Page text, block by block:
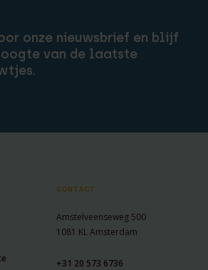
onze nieuwsbrief en blijf
van de laatste
CONTACT
Amstelveenseweg 500
1081 KL Amsterdam
+31 20 573 6736